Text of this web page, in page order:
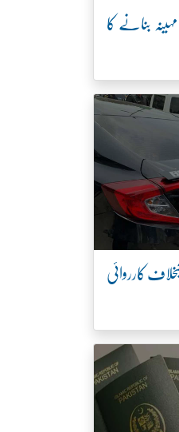
مہینہ بنانے کا
کارروائی